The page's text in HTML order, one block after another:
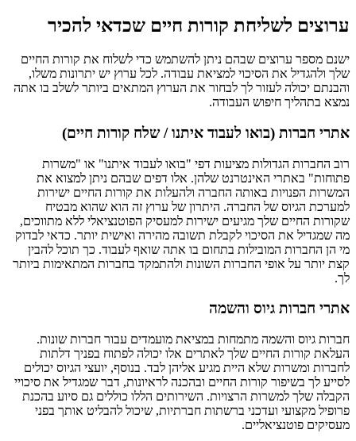
ערוצים לשליחת קורות חיים שכדאי להכיר
ישנם מספר ערוצים שבהם ניתן להשתמש כדי לשלוח את קורות החיים
שלך ולהגדיל את הסיכוי למציאת עבודה. לכל ערוץ יש יתרונות משלו,
והבנתם יכולה לעזור לך לבחור את הערוץ המתאים ביותר לשלב בו אתה
נמצא בתהליך חיפוש העבודה.
אתרי חברות (בואו לעבוד איתנו / שלח קורות חיים)
רוב החברות הגדולות מציעות דפי "בואו לעבוד איתנו" או "משרות
פתוחות" באתרי האינטרנט שלהן. אלו דפים שבהם ניתן למצוא את
המשרות הפנויות באותה החברה ולהעלות את קורות החיים ישירות
למערכת הגיוס של החברה. היתרון של ערוץ זה הוא שהוא מבטיח
שקורות החיים שלך מגיעים ישירות למעסיק הפוטנציאלי ללא מתווכים,
מה שמגדיל את הסיכוי לקבלת תשובה מהירה ואישית יותר. כדאי לבדוק
מי הן החברות המובילות בתחום בו אתה שואף לעבוד. כך תוכל להבין
קצת יותר על אופי החברות השונות ולהתמקד בחברות המתאימות ביותר
לך.
אתרי חברות גיוס והשמה
חברות גיוס והשמה מתמחות במציאת מועמדים עבור חברות שונות.
העלאת קורות החיים שלך לאתרים אלו יכולה לפתוח בפניך דלתות
לחברות ומשרות שלא היית מגיע אליהן לבד. בנוסף, יועצי הגיוס יכולים
לסייע לך בשיפור קורות החיים ובהכנה לראיונות, דבר שמגדיל את סיכויי
הקבלה שלך למשרות הרצויות. השירותים הללו כוללים גם סיוע בהכנת
פרופיל מקצועי ועדכני ברשתות חברתיות, שיכול להבליט אותך בפני
מעסיקים פוטנציאליים.